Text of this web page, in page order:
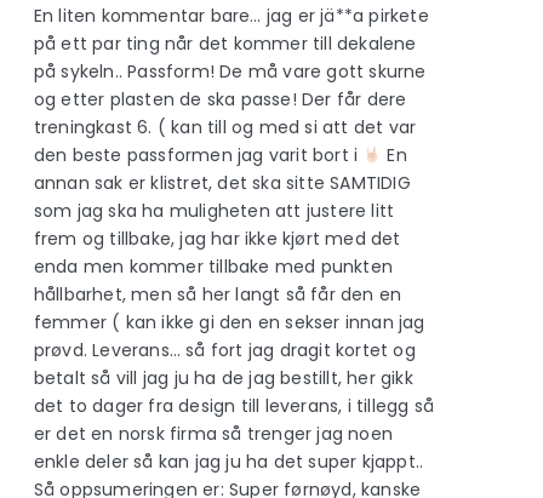
En liten kommentar bare… jag er jä**a pirkete
på ett par ting når det kommer till dekalene
på sykeln.. Passform! De må vare gott skurne
og etter plasten de ska passe! Der får dere
treningkast 6. ( kan till og med si att det var
den beste passformen jag varit bort i
En
annan sak er klistret, det ska sitte SAMTIDIG
som jag ska ha muligheten att justere litt
frem og tillbake, jag har ikke kjørt med det
enda men kommer tillbake med punkten
hållbarhet, men så her langt så får den en
femmer ( kan ikke gi den en sekser innan jag
prøvd. Leverans… så fort jag dragit kortet og
betalt så vill jag ju ha de jag bestillt, her gikk
det to dager fra design till leverans, i tillegg så
er det en norsk firma så trenger jag noen
enkle deler så kan jag ju ha det super kjappt..
Så oppsumeringen er: Super førnøyd, kanske